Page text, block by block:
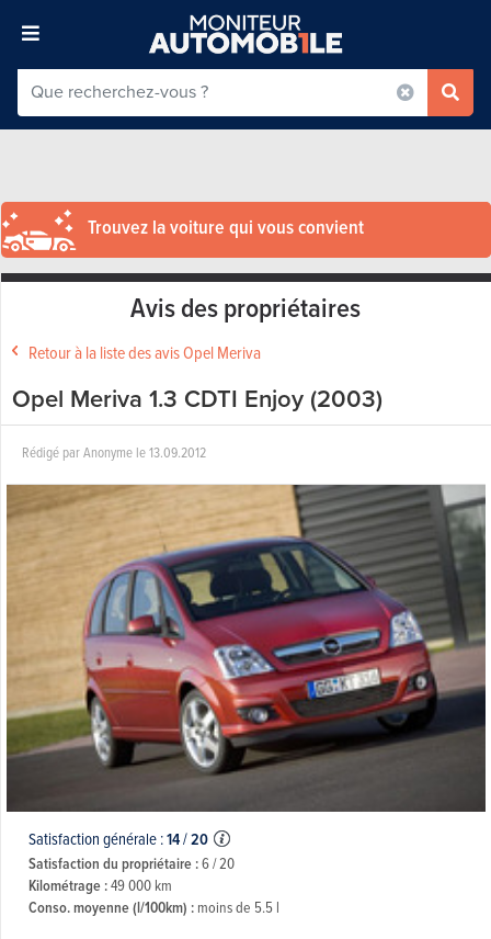
Trouvez la voiture qui vous convient
Avis des propriétaires
Retour à la liste des avis Opel Meriva
Opel Meriva 1.3 CDTI Enjoy (2003)
Rédigé parAnonymele13.09.2012
Satisfaction générale :14/20
Satisfaction du propriétaire :6 / 20
Kilométrage :49 000 km
Conso. moyenne (l/100km) :moins de 5.5 l